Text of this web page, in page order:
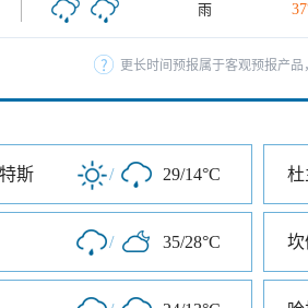
雨
更长时间预报属于客观预报产
斯 / 29/14°C 杜
/ 35/28°C 坎